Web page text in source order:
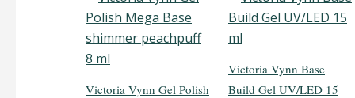
Victoria Vynn Gel Polish
Victoria Vynn Base
Build Gel UV/LED 15